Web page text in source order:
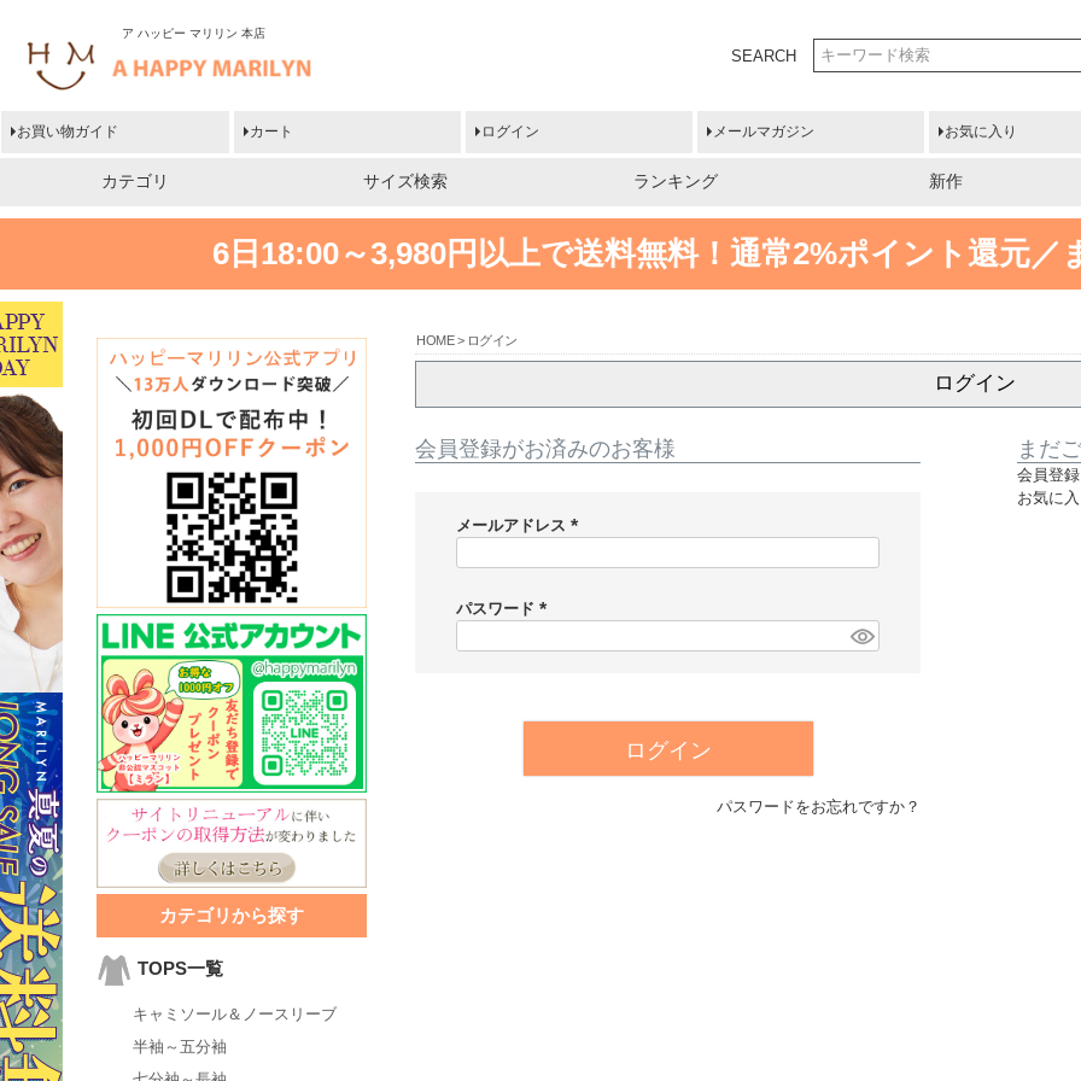
ア ハッピー マリリン 本店
SEARCH
お買い物ガイド カート ログイン メールマガジン お気に入り
カテゴリ サイズ検索 ランキング 新作
6日18:00～3,980円以上で送料無料！ 通常2%ポイント還元／
カテゴリから探す
TOPS一覧
キャミソール＆ノースリーブ
半袖～五分袖
HOME ログイン
ログイン
会員登録がお済みのお客様
メールアドレス
必
)
パスワード
必
ログイン
パスワードをお忘れですか？
まだ
会員登
お気に